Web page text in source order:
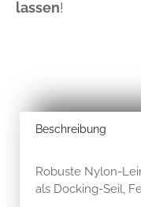
lassen!
Beschreibung
Robuste Nylon-
als Docking-Seil,